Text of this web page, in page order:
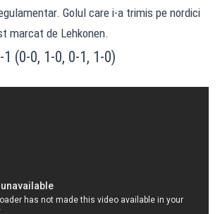
Golul care i-a trimis pe nordici
marcat de Lehkonen.
(0-0, 1-0, 0-1, 1-0)